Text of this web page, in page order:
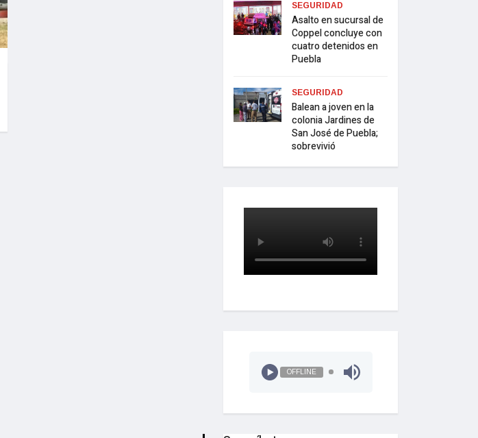
SEGURIDAD
Asalto en sucursal de
Coppel concluye con
cuatro detenidos en
Puebla
SEGURIDAD
Balean a joven en la
colonia Jardines de
San José de Puebla;
sobrevivió
OFFLINE